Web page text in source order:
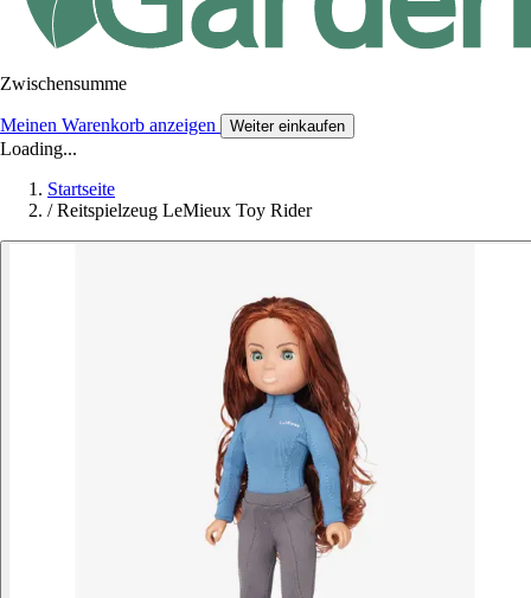
Zwischensumme
Meinen Warenkorb anzeigen Weiter einkaufen
Loading...
Startseite
/ Reitspielzeug LeMieux Toy Rider